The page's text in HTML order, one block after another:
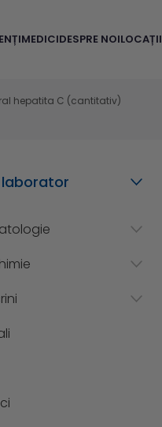
MEDICIDESPRE NOILOCAȚII
hepatita C (cantitativ)